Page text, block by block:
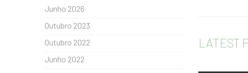
LATEST
Junho 2026
Outubro 2023
Outubro 2022
Junho 2022